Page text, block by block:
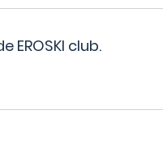
club.